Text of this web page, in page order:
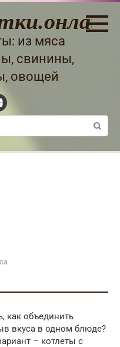
из мяса
свинины,
овощей
как объединить
вкуса в одном блюде?
– котлеты с